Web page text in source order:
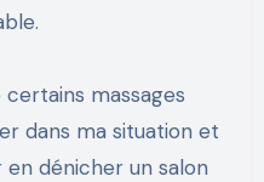
massages
dans ma situation et
en dénicher un salon